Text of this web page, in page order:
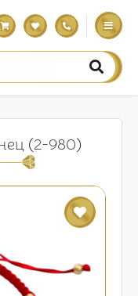
(2-980)